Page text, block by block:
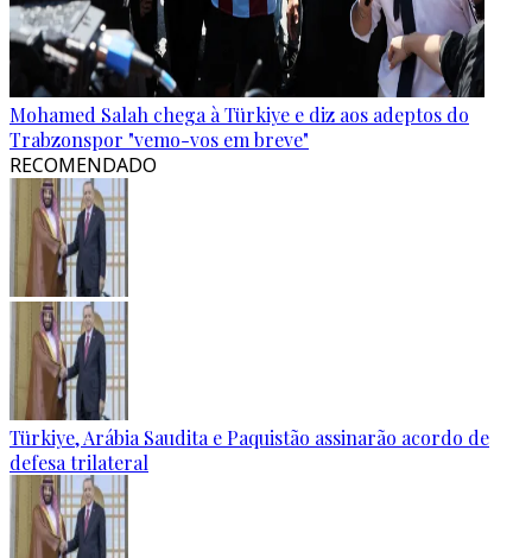
Mohamed Salah chega à Türkiye e diz aos adeptos do
Trabzonspor "vemo-vos em breve"
RECOMENDADO
Türkiye, Arábia Saudita e Paquistão assinarão acordo de
defesa trilateral